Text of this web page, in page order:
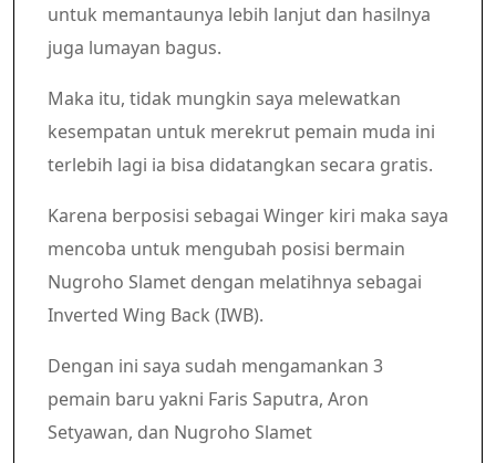
untuk memantaunya lebih lanjut dan hasilnya
juga lumayan bagus.
Maka itu, tidak mungkin saya melewatkan
kesempatan untuk merekrut pemain muda ini
terlebih lagi ia bisa didatangkan secara gratis.
Karena berposisi sebagai Winger kiri maka saya
mencoba untuk mengubah posisi bermain
Nugroho Slamet dengan melatihnya sebagai
Inverted Wing Back (IWB).
Dengan ini saya sudah mengamankan 3
pemain baru yakni Faris Saputra, Aron
Setyawan, dan Nugroho Slamet